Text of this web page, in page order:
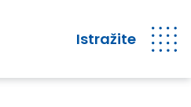
Istražite